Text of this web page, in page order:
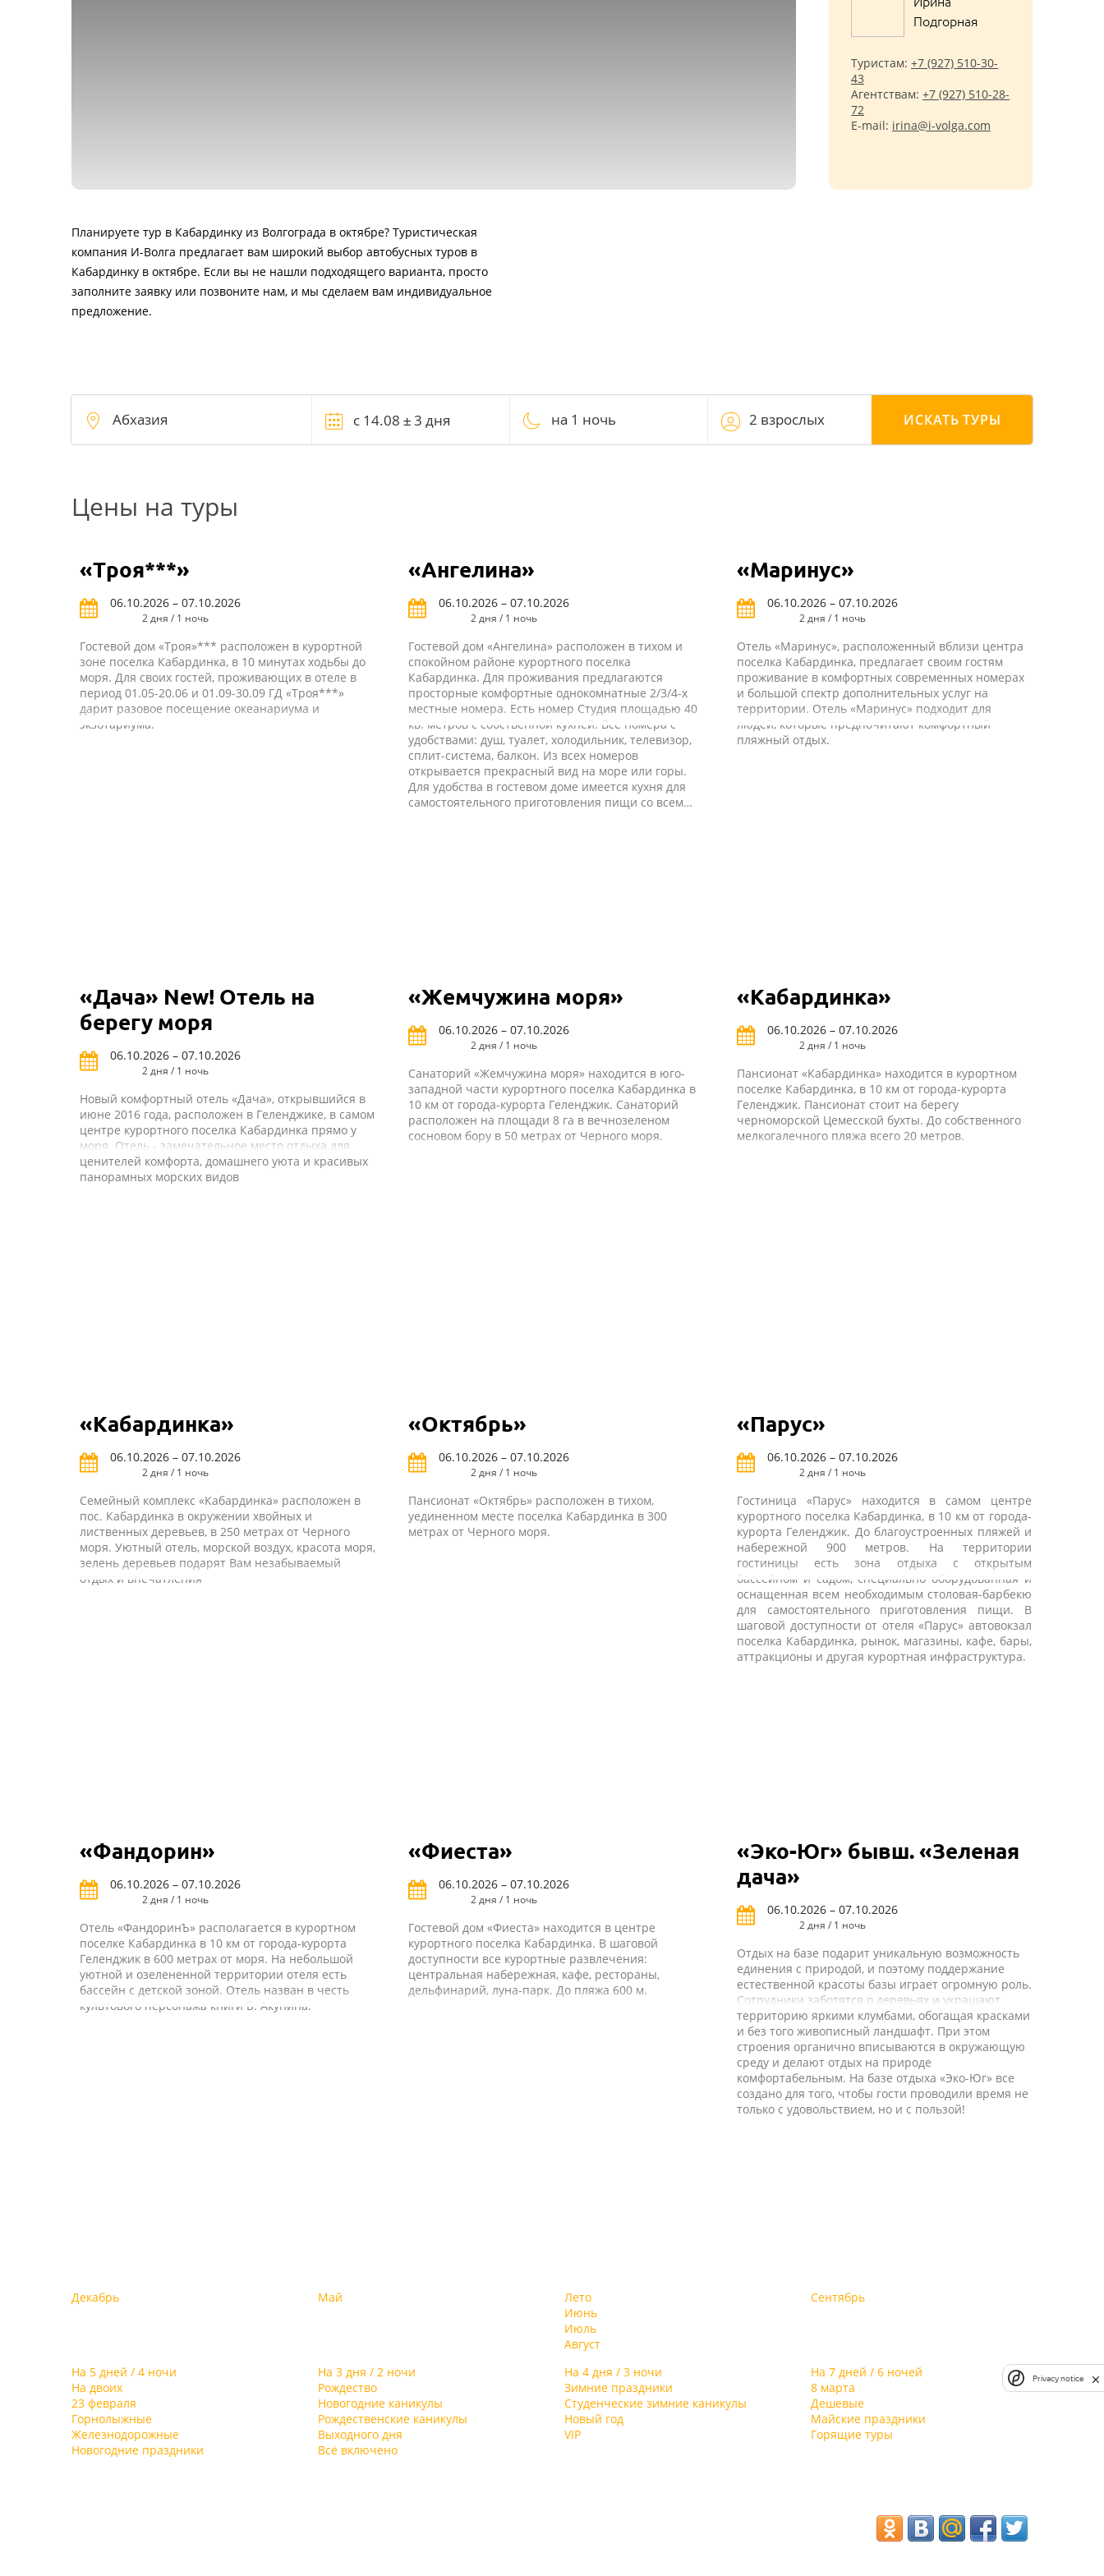
Подгорная
Туристам: +7 (927) 510-30-
43
Агентствам: +7 (927) 510-28-
72
E-mail: irina@i-volga.com
Планируете тур в Кабардинку из Волгограда в октябре? Туристическая
компания И-Волга предлагает вам широкий выбор автобусных туров в
Кабардинку в октябре. Если вы не нашли подходящего варианта, просто
заполните заявку или позвоните нам, и мы сделаем вам индивидуальное
предложение.
на 1 ночь 2 взрослых ИСКАТЬ ТУРЫ
Цены на туры
«Троя***»
06.10.2026 – 07.10.2026
2 дня / 1 ночь
Гостевой дом «Троя»*** расположен в курортной
зоне поселка Кабардинка, в 10 минутах ходьбы до
моря. Для своих гостей, проживающих в отеле в
период 01.05-20.06 и 01.09-30.09 ГД «Троя***»
дарит разовое посещение океанариума и
экзотариума.
«Ангелина»
06.10.2026 – 07.10.2026
2 дня / 1 ночь
Гостевой дом «Ангелина» расположен в тихом и
спокойном районе курортного поселка
Кабардинка. Для проживания предлагаются
просторные комфортные однокомнатные 2/3/4-х
местные номера. Есть номер Студия площадью 40
кв. метров с собственной кухней. Все номера с
удобствами: душ, туалет, холодильник, телевизор,
сплит-система, балкон. Из всех номеров
открывается прекрасный вид на море или горы.
Для удобства в гостевом доме имеется кухня для
самостоятельного приготовления пищи со всем
«Маринус»
06.10.2026 – 07.10.2026
2 дня / 1 ночь
Отель «Маринус», расположенный вблизи центра
поселка Кабардинка, предлагает своим гостям
проживание в комфортных современных номерах
и большой спектр дополнительных услуг на
территории. Отель «Маринус» подходит для
людей, которые предпочитают комфортный
пляжный отдых.
«Дача» New! Отель на
берегу моря
06.10.2026 – 07.10.2026
2 дня / 1 ночь
Новый комфортный отель «Дача», открывшийся в
июне 2016 года, расположен в Геленджике, в самом
центре курортного поселка Кабардинка прямо у
моря. Отель - замечательное место отдыха для
ценителей комфорта, домашнего уюта и красивых
панорамных морских видов
«Жемчужина моря»
06.10.2026 – 07.10.2026
2 дня / 1 ночь
Санаторий «Жемчужина моря» находится в юго-
западной части курортного поселка Кабардинка в
10 км от города-курорта Геленджик. Санаторий
расположен на площади 8 га в вечнозеленом
сосновом бору в 50 метрах от Черного моря.
«Кабардинка»
06.10.2026 – 07.10.2026
2 дня / 1 ночь
Пансионат «Кабардинка» находится в курортном
поселке Кабардинка, в 10 км от города-курорта
Геленджик. Пансионат стоит на берегу
черноморской Цемесской бухты. До собственного
мелкогалечного пляжа всего 20 метров.
«Кабардинка»
06.10.2026 – 07.10.2026
2 дня / 1 ночь
Семейный комплекс «Кабардинка» расположен в
пос. Кабардинка в окружении хвойных и
лиственных деревьев, в 250 метрах от Черного
моря. Уютный отель, морской воздух, красота моря,
зелень деревьев подарят Вам незабываемый
отдых и впечатления
«Октябрь»
06.10.2026 – 07.10.2026
2 дня / 1 ночь
Пансионат «Октябрь» расположен в тихом,
уединенном месте поселка Кабардинка в 300
метрах от Черного моря.
«Парус»
06.10.2026 – 07.10.2026
2 дня / 1 ночь
Гостиница «Парус» находится в самом центре
курортного поселка Кабардинка, в 10 км от города-
курорта Геленджик. До благоустроенных пляжей и
набережной 900 метров. На территории
гостиницы есть зона отдыха с открытым
бассейном и садом, специально оборудованная и
оснащенная всем необходимым столовая-барбекю
для самостоятельного приготовления пищи. В
шаговой доступности от отеля «Парус» автовокзал
поселка Кабардинка, рынок, магазины, кафе, бары,
аттракционы и другая курортная инфраструктура.
«Фандорин»
06.10.2026 – 07.10.2026
2 дня / 1 ночь
Отель «ФандоринЪ» располагается в курортном
поселке Кабардинка в 10 км от города-курорта
Геленджик в 600 метрах от моря. На небольшой
уютной и озелененной территории отеля есть
бассейн с детской зоной. Отель назван в честь
культового персонажа книги Б. Акунина.
«Фиеста»
06.10.2026 – 07.10.2026
2 дня / 1 ночь
Гостевой дом «Фиеста» находится в центре
курортного поселка Кабардинка. В шаговой
доступности все курортные развлечения:
центральная набережная, кафе, рестораны,
дельфинарий, луна-парк. До пляжа 600 м.
«Эко-Юг» бывш. «Зеленая
дача»
06.10.2026 – 07.10.2026
2 дня / 1 ночь
Отдых на базе подарит уникальную возможность
единения с природой, и поэтому поддержание
естественной красоты базы играет огромную роль.
Сотрудники заботятся о деревьях и украшают
территорию яркими клумбами, обогащая красками
и без того живописный ландшафт. При этом
строения органично вписываются в окружающую
среду и делают отдых на природе
комфортабельным. На базе отдыха «Эко-Юг» все
создано для того, чтобы гости проводили время не
только с удовольствием, но и с пользой!
Декабрь Май
Лето
Июнь
Июль
Август
Сентябрь
На 5 дней / 4 ночи На 3 дня / 2 ночи На 4 дня / 3 ночи
На 7 дней / 6 ночей
На двоих
Рождество Зимние праздники
8 марта
23 февраля
Новогодние каникулы Студенческие зимние каникулы
Дешевые
Горнолыжные
Рождественские каникулы Новый год
Майские праздники
Железнодорожные
Выходного дня VIP
Горящие туры
Новогодние праздники
Всё включено
Privacy notice